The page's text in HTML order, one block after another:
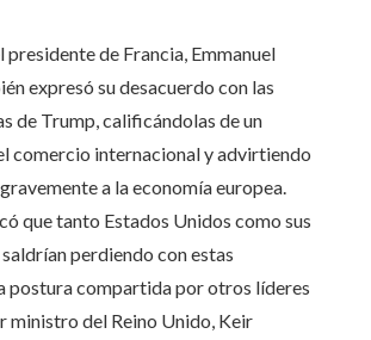
presidente de Francia, Emmanuel
expresó su desacuerdo con las
de Trump, calificándolas de un
comercio internacional y advirtiendo
a la economía europea.
que tanto Estados Unidos como sus
perdiendo con estas
postura compartida por otros líderes
ministro del Reino Unido, Keir